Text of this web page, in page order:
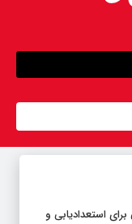
استعدادیابی و